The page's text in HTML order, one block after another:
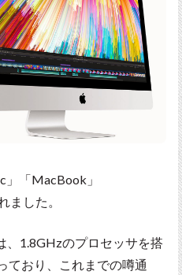
「MacBook」
ました。
、1.8GHzのプロセッサを搭
ており、これまでの噂通